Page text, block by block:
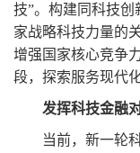
技”。构建同科技创
家战略科技力量的
增强国家核心竞争
段，探索服务现代
发挥科技金融
当前，新一轮